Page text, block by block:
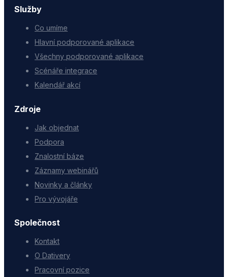
Služby
Co umíme
Hlavní podporované aplikace
Všechny podporované aplikace
Scénáře integrace
Kalendář akcí
Zdroje
Jak objednat
Podpora
Znalostní báze
Záznamy webinářů
Novinky a články
Pro vývojáře
Společnost
Kontakt
O Dativery
Pracovní pozice